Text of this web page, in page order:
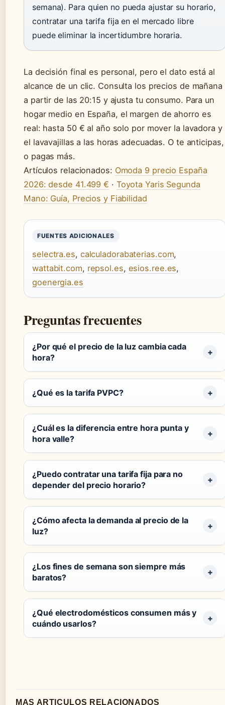
semana). Para quien no pueda ajustar su horario,
contratar una tarifa fija en el mercado libre
puede eliminar la incertidumbre horaria.
La decisión final es personal, pero el dato está al
alcance de un clic. Consulta los precios de mañana
a partir de las 20:15 y ajusta tu consumo. Para un
hogar medio en España, el margen de ahorro es
real: hasta 50 € al año solo por mover la lavadora y
el lavavajillas a las horas adecuadas. O te anticipas,
o pagas más.
Artículos relacionados: Omoda 9 precio España
2026: desde 41.499 € · Toyota Yaris Segunda
Mano: Guía, Precios y Fiabilidad
FUENTES ADICIONALES
selectra.es, calculadorabaterias.com,
wattabit.com, repsol.es, esios.ree.es,
goenergia.es
Preguntas frecuentes
¿Por qué el precio de la luz cambia cada
hora?
¿Qué es la tarifa PVPC?
¿Cuál es la diferencia entre hora punta y
hora valle?
¿Puedo contratar una tarifa fija para no
depender del precio horario?
¿Cómo afecta la demanda al precio de la
luz?
¿Los fines de semana son siempre más
baratos?
¿Qué electrodomésticos consumen más y
cuándo usarlos?
MAS ARTICULOS RELACIONADOS